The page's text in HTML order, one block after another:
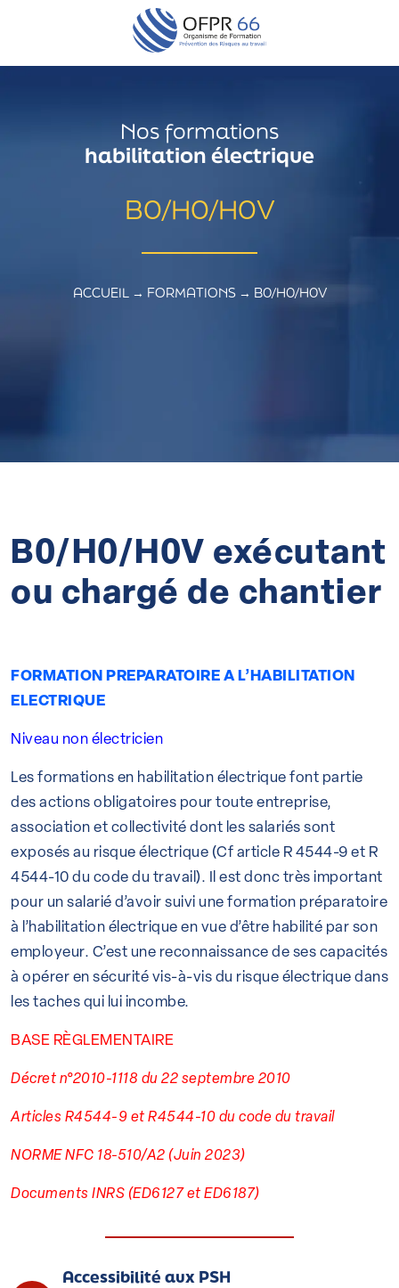
Nos formations
habilitation électrique
B0/H0/H0V
ACCUEIL→ FORMATIONS→ B0/H0/H0V
B0/H0/H0V exécutant
ou chargé de chantier
FORMATION PREPARATOIRE A L’HABILITATION
ELECTRIQUE
Niveau non électricien
Les formations en habilitation électrique font partie
des actions obligatoires pour toute entreprise,
association et collectivité dont les salariés sont
exposés au risque électrique (Cf article R 4544-9 et R
4544-10 du code du travail). Il est donc très important
pour un salarié d’avoir suivi une formation préparatoire
à l’habilitation électrique en vue d’être habilité par son
employeur. C’est une reconnaissance de ses capacités
à opérer en sécurité vis-à-vis du risque électrique dans
les taches qui lui incombe.
BASE RÈGLEMENTAIRE
Décret n°2010-1118 du 22 septembre 2010
Articles R4544-9 et R4544-10 du code du travail
NORME NFC 18-510/A2 (Juin 2023)
Documents INRS (ED6127 et ED6187)
Accessibilité aux PSH